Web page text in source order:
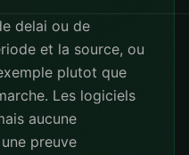
delai ou de
et la source, ou
plutot que
Les logiciels
aucune
preuve